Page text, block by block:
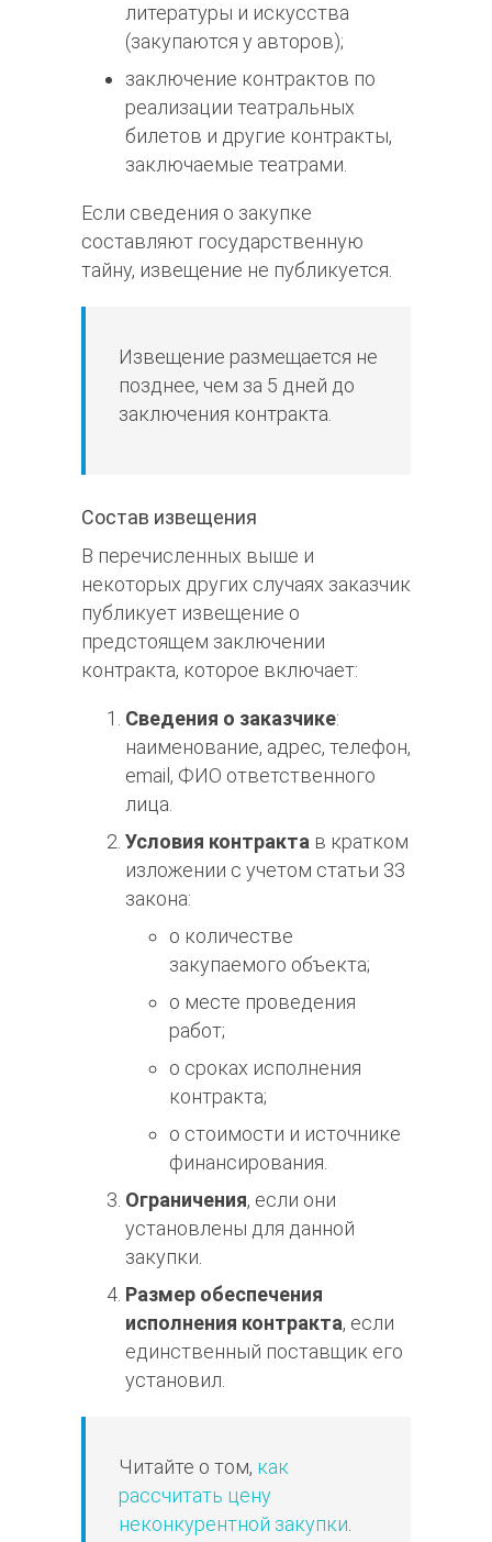
литературы и искусства
(закупаются у авторов);
заключение контрактов по
реализации театральных
билетов и другие контракты,
заключаемые театрами.
Если сведения о закупке
составляют государственную
тайну, извещение не публикуется.
Извещение размещается не
позднее, чем за 5 дней до
заключения контракта.
Состав извещения
В перечисленных выше и
некоторых других случаях заказчик
публикует извещение о
предстоящем заключении
контракта, которое включает:
Сведения о заказчике:
наименование, адрес, телефон,
email, ФИО ответственного
лица.
Условия контракта в кратком
изложении с учетом статьи 33
закона:
о количестве
закупаемого объекта;
о месте проведения
работ;
о сроках исполнения
контракта;
о стоимости и источнике
финансирования.
Ограничения, если они
установлены для данной
закупки.
Размер обеспечения
исполнения контракта, если
единственный поставщик его
установил.
Читайте о том, как
рассчитать цену
неконкурентной закупки